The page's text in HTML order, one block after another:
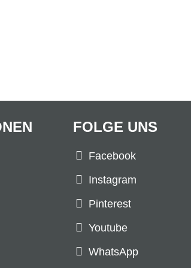
FOLGE UNS
Facebook
Instagram
Pinterest
Youtube
WhatsApp